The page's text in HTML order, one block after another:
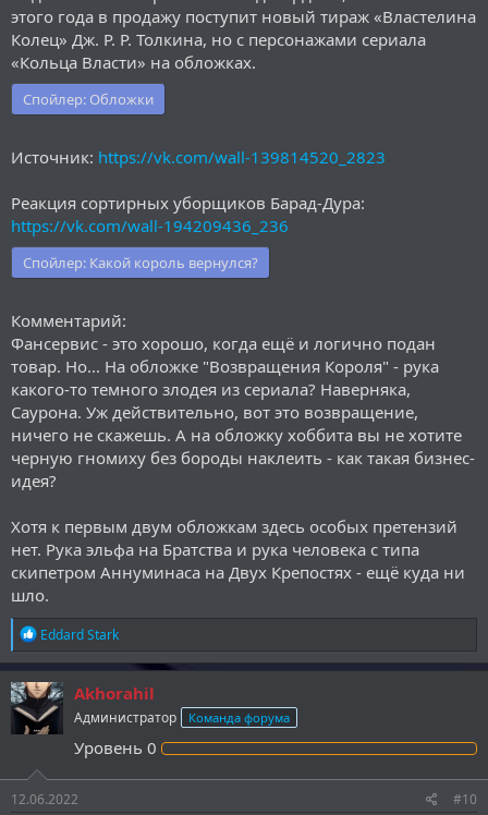
этого года в продажу поступит новый тираж «Властелина
Колец» Дж. Р. Р. Толкина, но с персонажами сериала
«Кольца Власти» на обложках.
Спойлер: Обложки
Источник: https://vk.com/wall-139814520_2823
Реакция сортирных уборщиков Барад-Дура:
https://vk.com/wall-194209436_236
Спойлер: Какой король вернулся?
Комментарий:
Фансервис - это хорошо, когда ещё и логично подан
товар. Но... На обложке "Возвращения Короля" - рука
какого-то темного злодея из сериала? Наверняка,
Саурона. Уж действительно, вот это возвращение,
ничего не скажешь. А на обложку хоббита вы не хотите
черную гномиху без бороды наклеить - как такая бизнес-
идея?
Хотя к первым двум обложкам здесь особых претензий
нет. Рука эльфа на Братства и рука человека с типа
скипетром Аннуминаса на Двух Крепостях - ещё куда ни
шло.
Р
е
а
к
ц
и
и
Eddard Stark
Akhorahil
Администратор Команда форума
Уровень 0
12.06.2022 #10